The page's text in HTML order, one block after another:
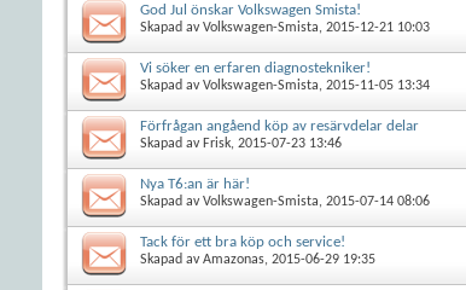
God Jul önskar Volkswagen Smista!
Skapad avVolkswagen-Smista, 2015-12-21 10:03
Vi söker en erfaren diagnostekniker!
Skapad avVolkswagen-Smista, 2015-11-05 13:34
Förfrågan angåend köp av resärvdelar delar
Skapad av Frisk, 2015-07-23 13:46
Nya T6:an är här!
Skapad avVolkswagen-Smista, 2015-07-14 08:06
Tack för ett bra köp och service!
Skapad avAmazonas, 2015-06-29 19:35